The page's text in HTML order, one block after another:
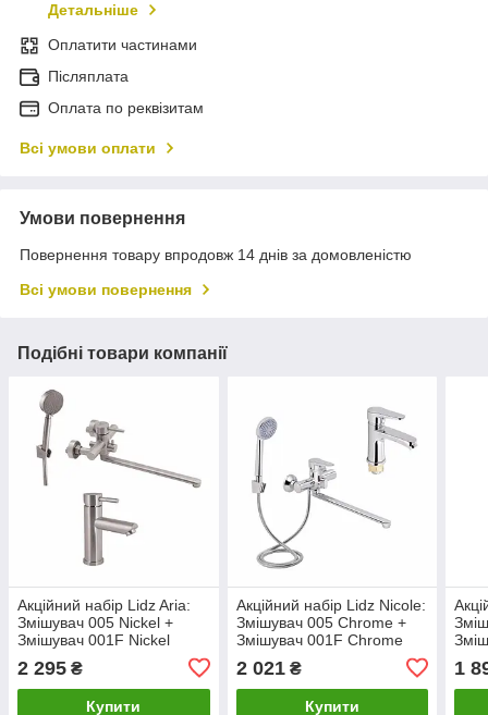
Детальніше
Оплатити частинами
Післяплата
Оплата по реквізитам
Всі умови оплати
Умови повернення
Повернення товару впродовж 14 днів за домовленістю
Всі умови повернення
Подібні товари компанії
Акційний набір Lidz Aria:
Змішувач 005 Nickel +
Змішувач 001F Nickel
2 295 ₴
Купити
Акційний набір Lidz Nicole:
Змішувач 005 Chrome +
Змішувач 001F Chrome
2 021₴
Купити
1